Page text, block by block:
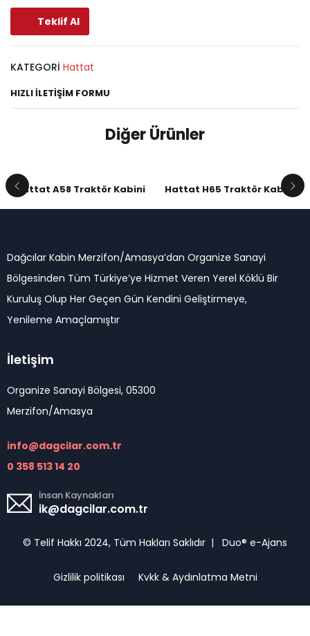
Teklif Al
KATEGORI Hattat
HIZLI İLETIŞIM FORMU
Diğer Ürünler
Hattat A58 Traktör Kabini Hattat H65 Traktör Kabini
Dağcılar Kabin Merzifon/Amasya’dan Organize Sanayi
Bölgesinden Tüm Türkiye’ye Hizmet Veren Yerel Köklü Bir
Kuruluş Olup Her Geçen Gün Kendini Geliştirmeye,
Yenileme Amaçlamıştır
İletişim
Organize Sanayi Bölgesi, 05300
Merzifon/Amasya
info@dagcilar.com.tr
0 358 513 14 20
İnsan Kaynakları
ik@dagcilar.com.tr
© Telif Hakkı 2024, Tüm Hakları Saklıdır | Duo® e-Ajans
Gizlilik politikası Kvkk & Aydınlatma Metni